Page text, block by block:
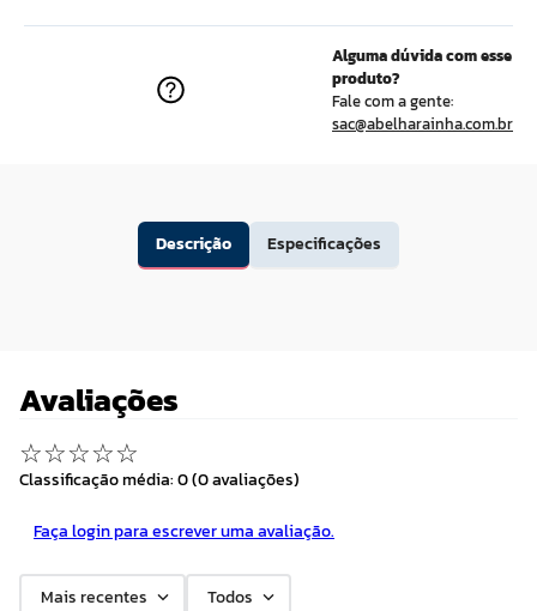
Alguma dúvida com esse
produto?
Fale com a gente:
sac@abelharainha.com.br
Descrição Especificações
Avaliações
☆☆☆☆☆
Classificação média: 0(0 avaliações)
Faça login para escrever uma avaliação.
Mais recentes Todos